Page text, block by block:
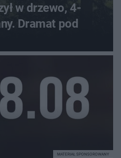
w drzewo, 4-
Dramat pod
MATERIAŁ SPONSOROWANY